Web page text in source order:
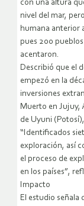
con una altura
nivel del mar,
humana anterior
pues 200
acentaron.
Describió que el
empezó en la
inversiones
Muerto en Jujuy,
de Uyuni
“Identificados
exploración, así
el proceso de
en los países”,
Impacto
El estudio señala